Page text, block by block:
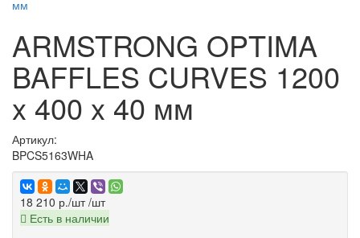
ARMSTRONG OPTIMA
BAFFLES CURVES 1200
x 400 x 40 мм
Артикул:
BPCS5163WHA
18 210 р./шт /шт
Есть в наличии